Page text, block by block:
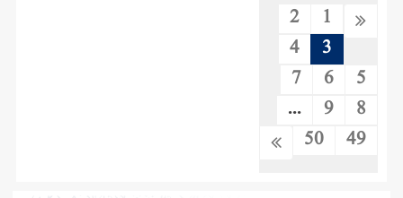
1
2
3
4
5
6
7
8
9
...
49
50